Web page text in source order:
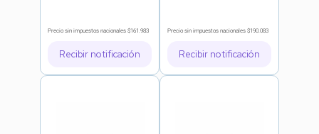
Precio sin impuestos nacionales $161.983
Recibir notificación
Precio sin impuestos nacionales $190.083
Recibir notificación